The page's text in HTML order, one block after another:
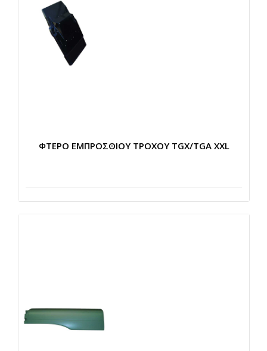
ΦΤΕΡΟ ΕΜΠΡΟΣΘΙΟΥ ΤΡΟΧΟΥ TGX/TGA XXL